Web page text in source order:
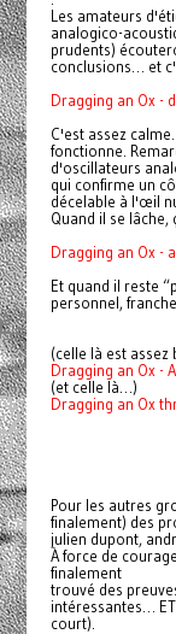
Les amateurs
analogico-
prudents)
conclusions… et
Dragging an Ox -
C'est assez
fonctionne.
d'oscillateurs
qui confirme un
décelable à l'œil
Quand il se lâche,
Dragging an Ox -
Et quand il reste
personnel,
(celle là est assez
Dragging an Ox -
(et celle là…)
Dragging an Ox
Pour les autres
finalement) des
julien dupont,
À force de
finalement
trouvé des
intéressantes… ET
court).